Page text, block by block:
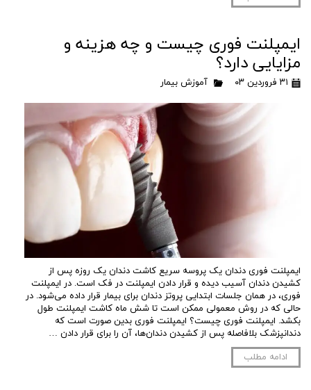
ایمپلنت فوری چیست و چه هزینه و
مزایایی دارد؟
۳۱ فروردین ۰۳ آموزش بیمار
ایمپلنت فوری دندان یک پروسه سریع کاشت دندان یک روزه پس از
کشیدن دندان آسیب دیده و قرار دادن ایمپلنت در فک است. در ایمپلنت
فوری، در همان جلسات ابتدایی پروتز دندان برای بیمار قرار داده می‌شود. در
حالی که در روش معمولی ممکن است تا شش ماه کاشت ایمپلنت طول
بکشد. ایمپلنت فوری چیست؟ ایمپلنت فوری بدین صورت است که
دندانپزشک بلافاصله پس از کشیدن دندان‌ها، آن را برای قرار دادن …
ادامه مطلب